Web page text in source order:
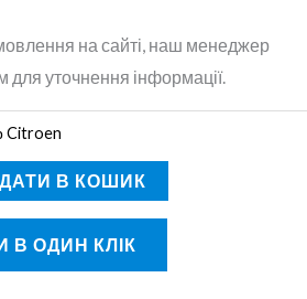
на сайті, наш менеджер
для уточнення інформації.
Citroen
В КОШИК
В ОДИН КЛІК